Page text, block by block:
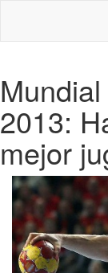
2013:
mejor